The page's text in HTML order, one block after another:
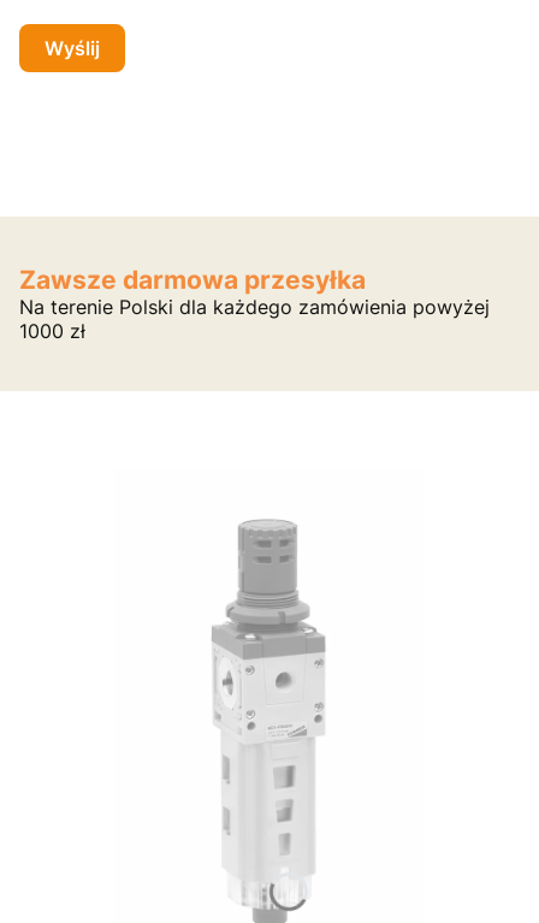
Wyślij
Zawsze darmowa przesyłka
Na terenie Polski dla każdego zamówienia powyżej
1000 zł